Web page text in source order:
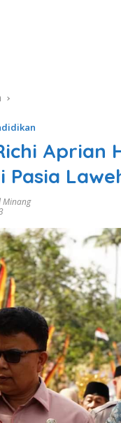
Aprian
Pasia
Minang